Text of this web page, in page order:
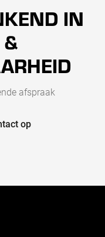
IN
&
afspraak
op